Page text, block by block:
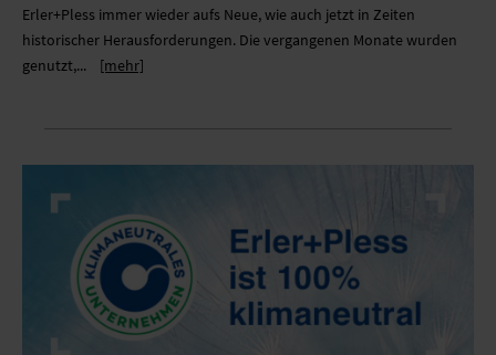
Erler+Pless immer wieder aufs Neue, wie auch jetzt in Zeiten
historischer Herausforderungen. Die vergangenen Monate wurden
genutzt,...
[mehr]